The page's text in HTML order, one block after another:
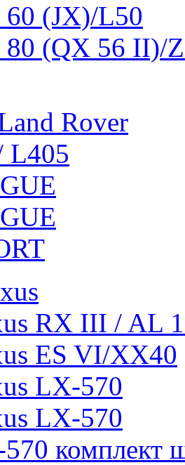
60 (JX)/L50
80 (QX 56 II)/
Rover
L405
RX III / AL
ES VI/XX40
LX-570
LX-570
комплект